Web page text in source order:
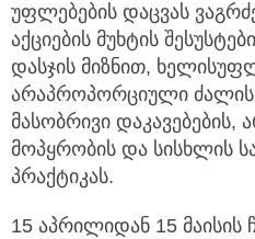
უფლებების დაცვას
აქციების მუხტის
დასჯის მიზნით,
არაპროპორციული ძალის
მასობრივი დაკავებების,
მოპყრობის და სისხლის
პრაქტიკას.
15 აპრილიდან 15